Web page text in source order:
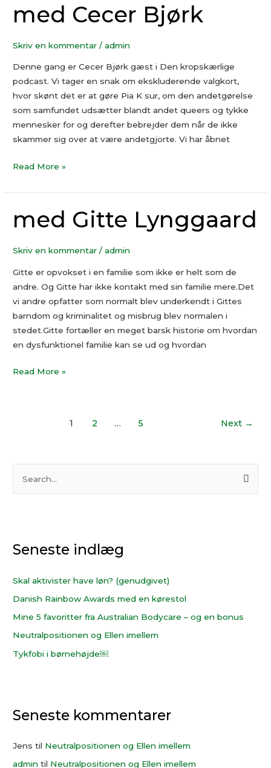
med Cecer Bjørk
Skriv en kommentar /admin
Denne gang er Cecer Bjørk gæst i Den kropskærlige
podcast. Vi tager en snak om ekskluderende valgkort,
hvor skønt det er at gøre Pia K sur, om den andetgørelse
som samfundet udsætter blandt andet queers og tykke
mennesker for og derefter bebrejder dem når de ikke
skammer sig over at være andetgjorte. Vi har åbnet
Cecer
Read More »
med Gitte Lynggaard
Skriv en kommentar /admin
Gitte er opvokset i en familie som ikke er helt som de
andre. Og Gitte har ikke kontakt med sin familie mere.Det
vi andre opfatter som normalt blev underkendt i Gittes
barndom og kriminalitet og misbrug blev normalen i
stedet.Gitte fortæller en meget barsk historie om hvordan
en dysfunktionel familie kan se ud og hvordan
Gitte
Read More »
1 2 … 5 Next →
f
e
r
Seneste indlæg
Skal aktivister have løn? (genudgivet)
Danish Rainbow Awards med en kørestol
Mine 5 favoritter fra Australian Bodycare – og en bonus
Neutralpositionen og Ellen imellem
Tykfobi i børnehøjde￼
Seneste kommentarer
Jens til Neutralpositionen og Ellen imellem
admin til Neutralpositionen og Ellen imellem